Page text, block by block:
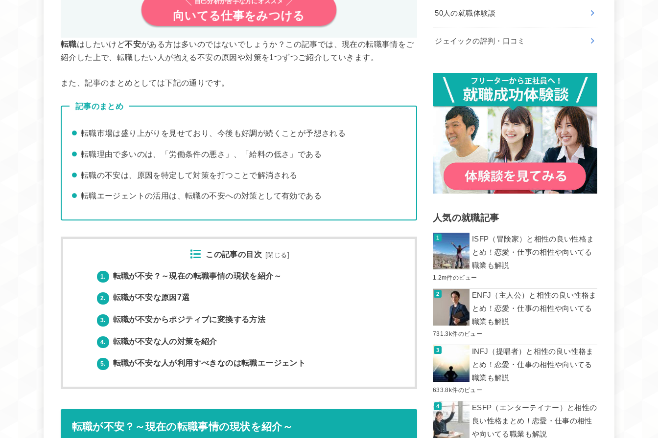
向いてる仕事をみつける
転職はしたいけど不安がある方は多いのではないでしょうか？この記事では、現在の転職事情をご
紹介した上で、転職したい人が抱える不安の原因や対策を1つずつご紹介していきます。
また、記事のまとめとしては下記の通りです。
記事のまとめ
転職市場は盛り上がりを見せており、今後も好調が続くことが予想される
転職理由で多いのは、「労働条件の悪さ」、「給料の低さ」である
転職の不安は、原因を特定して対策を打つことで解消される
転職エージェントの活用は、転職の不安への対策として有効である
この記事の目次 閉じる
1. 転職が不安？～現在の転職事情の現状を紹介～
2. 転職が不安な原因7選
3. 転職が不安からポジティブに変換する方法
4. 転職が不安な人の対策を紹介
5. 転職が不安な人が利用すべきなのは転職エージェント
転職が不安？～現在の転職事情の現状を紹介～
50人の就職体験談
ジェイックの評判・口コミ
人気の就職記事
ISFP（冒険家）と相性の良い性格ま
とめ！恋愛・仕事の相性や向いてる
職業も解説
1.2m件のビュー
ENFJ（主人公）と相性の良い性格ま
とめ！恋愛・仕事の相性や向いてる
職業も解説
731.3k件のビュー
INFJ（提唱者）と相性の良い性格ま
とめ！恋愛・仕事の相性や向いてる
職業も解説
633.8k件のビュー
ESFP（エンターテイナー）と相性の
良い性格まとめ！恋愛・仕事の相性
や向いてる職業も解説